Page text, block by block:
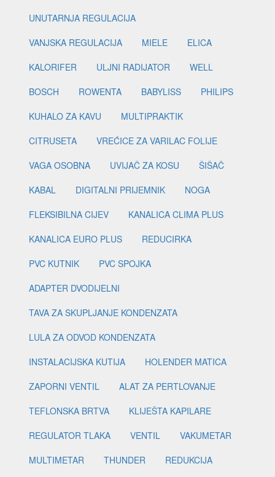
UNUTARNJA REGULACIJA
VANJSKA REGULACIJA
MIELE
ELICA
KALORIFER
ULJNI RADIJATOR
WELL
BOSCH
ROWENTA BABYLISS
PHILIPS
KUHALO ZA KAVU
MULTIPRAKTIK
CITRUSETA
VREĆICE ZA VARILAC FOLIJE
VAGA OSOBNA
UVIJAČ ZA KOSU
ŠIŠAČ
KABAL
DIGITALNI PRIJEMNIK
NOGA
FLEKSIBILNA CIJEV
KANALICA CLIMA PLUS
KANALICA EURO PLUS
REDUCIRKA
PVC KUTNIK
PVC SPOJKA
ADAPTER DVODIJELNI
TAVA ZA SKUPLJANJE KONDENZATA
LULA ZA ODVOD KONDENZATA
INSTALACIJSKA KUTIJA
HOLENDER MATICA
ZAPORNI VENTIL
ALAT ZA PERTLOVANJE
TEFLONSKA BRTVA
KLIJEŠTA KAPILARE
REGULATOR TLAKA
VENTIL
VAKUMETAR
MULTIMETAR
THUNDER
REDUKCIJA